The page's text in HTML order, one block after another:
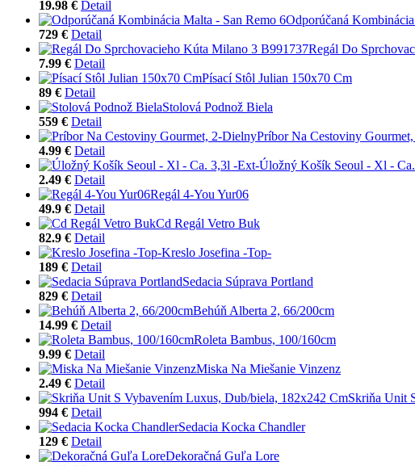
19.98 € Detail
Odporúčaná
729 € Detail
Regál Do
7.99 € Detail
Písací Stôl Julian 150x70 Cm
89 € Detail
Stolová Podnož Biela
559 € Detail
Príbor Na Cestoviny
4.99 € Detail
Úložný Košík Seoul - Xl -
2.49 € Detail
Regál 4-You Yur06
49.9 € Detail
Cd Regál Vetro Buk
82.9 € Detail
Kreslo Josefina -Top-
189 € Detail
Sedacia Súprava Portland
829 € Detail
Behúň Alberta 2, 66/200cm
14.99 € Detail
Roleta Bambus, 100/160cm
9.99 € Detail
Miska Na Miešanie Vinzenz
2.49 € Detail
Skriňa Unit
994 € Detail
Sedacia Kocka Chandler
129 € Detail
Dekoračná Guľa Lore